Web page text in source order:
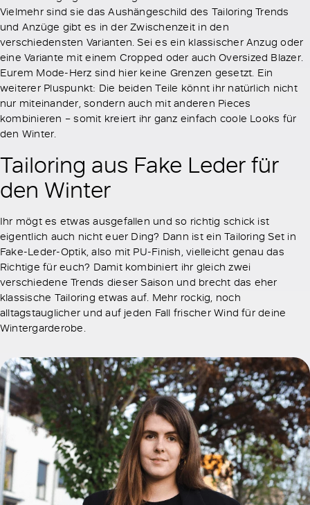
Vielmehr sind sie das Aushängeschild des Tailoring Trends
und Anzüge gibt es in der Zwischenzeit in den
verschiedensten Varianten. Sei es ein klassischer Anzug oder
eine Variante mit einem Cropped oder auch Oversized Blazer.
Eurem Mode-Herz sind hier keine Grenzen gesetzt. Ein
weiterer Pluspunkt: Die beiden Teile könnt ihr natürlich nicht
nur miteinander, sondern auch mit anderen Pieces
kombinieren – somit kreiert ihr ganz einfach coole Looks für
den Winter.
Tailoring aus Fake Leder für
den Winter
Ihr mögt es etwas ausgefallen und so richtig schick ist
eigentlich auch nicht euer Ding? Dann ist ein Tailoring Set in
Fake-Leder-Optik, also mit PU-Finish, vielleicht genau das
Richtige für euch? Damit kombiniert ihr gleich zwei
verschiedene Trends dieser Saison und brecht das eher
klassische Tailoring etwas auf. Mehr rockig, noch
alltagstauglicher und auf jeden Fall frischer Wind für deine
Wintergarderobe.